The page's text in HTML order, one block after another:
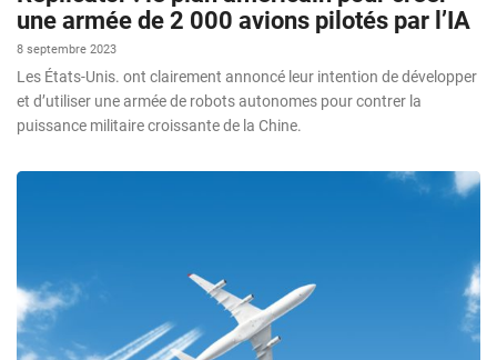
une armée de 2 000 avions pilotés par l’IA
8 septembre 2023
Les États-Unis. ont clairement annoncé leur intention de développer
et d’utiliser une armée de robots autonomes pour contrer la
puissance militaire croissante de la Chine.